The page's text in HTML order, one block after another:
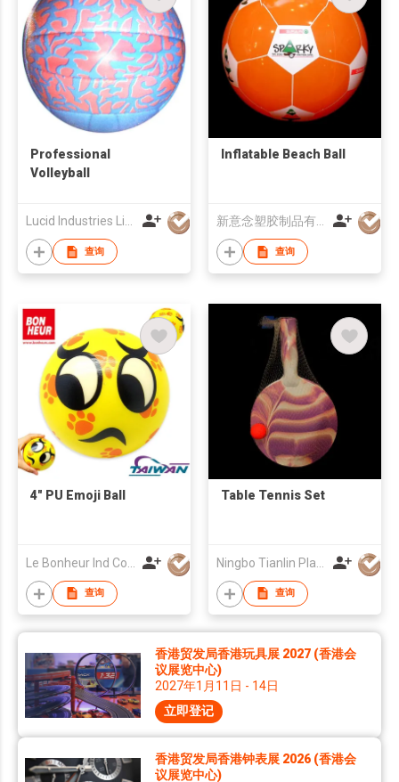
Professional
Volleyball
Lucid Industries Limited
查询
Inflatable Beach Ball
新意念塑胶制品有限公司
查询
4" PU Emoji Ball
查询
Table Tennis Set
查询
香港贸发局香港玩具展 2027 (香港会
议展览中心)
2027年1月11日 - 14日
立即登记
香港贸发局香港钟表展 2026 (香港会
议展览中心)